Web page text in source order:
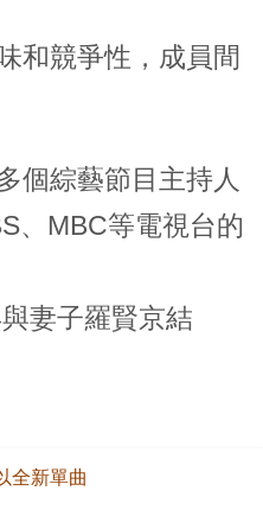
和競爭性，成員間
個綜藝節目主持人
、MBC等電視台的
妻子羅賢京結
全新單曲